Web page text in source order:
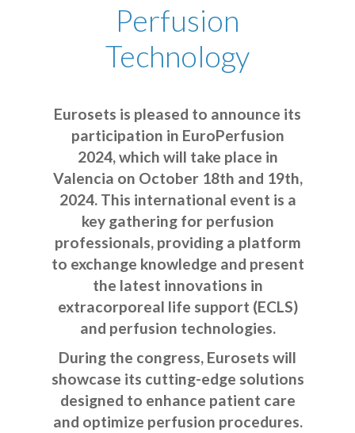
Perfusion
Technology
Eurosets is pleased to announce its
participation in EuroPerfusion
2024, which will take place in
Valencia on October 18th and 19th,
2024. This international event is a
key gathering for perfusion
professionals, providing a platform
to exchange knowledge and present
the latest innovations in
extracorporeal life support (ECLS)
and perfusion technologies.
During the congress, Eurosets will
showcase its cutting-edge solutions
designed to enhance patient care
and optimize perfusion procedures.